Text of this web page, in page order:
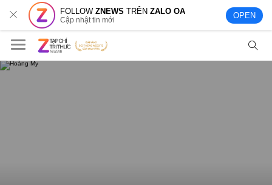
FOLLOWZNEWS TRÊNZALO OA
Cập nhật tin mới OPEN